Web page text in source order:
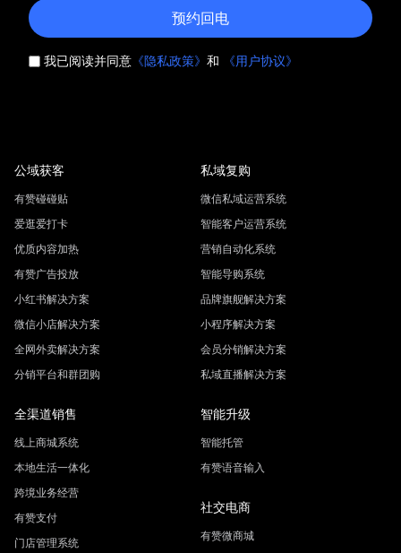
预约回电
我已阅读并同意 《隐私政策》 和 《用户协议》
公域获客
有赞碰碰贴
爱逛爱打卡
优质内容加热
有赞广告投放
小红书解决方案
微信小店解决方案
全网外卖解决方案
分销平台和群团购
私域复购
微信私域运营系统
智能客户运营系统
营销自动化系统
智能导购系统
品牌旗舰解决方案
小程序解决方案
会员分销解决方案
私域直播解决方案
全渠道销售
线上商城系统
本地生活一体化
跨境业务经营
有赞支付
门店管理系统
智能升级
智能托管
有赞语音输入
社交电商
有赞微商城